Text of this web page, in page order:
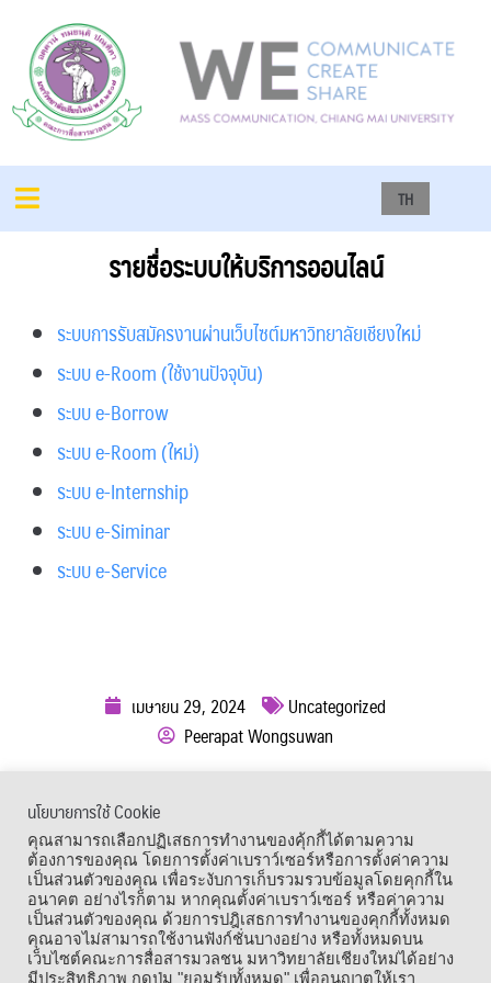
TH
รายชื่อระบบให้บริการออนไลน์
ระบบการรับสมัครงานผ่านเว็บไซต์มหาวิทยาลัยเชียงใหม่
ระบบ e-Room (ใช้งานปัจจุบัน)
ระบบ e-Borrow
ระบบ e-Room (ใหม่)
ระบบ e-Internship
ระบบ e-Siminar
ระบบ e-Service
เมษายน 29, 2024
Uncategorized
Peerapat Wongsuwan
เมนูลัด
นโยบายการใช้ Cookie
คุณสามารถเลือกปฏิเสธการทำงานของคุ้กกี้ได้ตามความ
ต้องการของคุณ โดยการตั้งค่าเบราว์เซอร์หรือการตั้งค่าความ
เป็นส่วนตัวของคุณ เพื่อระงับการเก็บรวมรวบข้อมูลโดยคุกกี้ใน
อนาคต อย่างไรก็ตาม หากคุณตั้งค่าเบราว์เซอร์ หรือค่าความ
เป็นส่วนตัวของคุณ ด้วยการปฎิเสธการทำงานของคุกกี้ทั้งหมด
คุณอาจไม่สามารถใช้งานฟังก์ชั่นบางอย่าง หรือทั้งหมดบน
เว็บไซต์คณะการสื่อสารมวลชน มหาวิทยาลัยเชียงใหม่ได้อย่าง
มีประสิทธิภาพ กดปุ่ม "ยอมรับทั้งหมด" เพื่ออนุญาตให้เรา